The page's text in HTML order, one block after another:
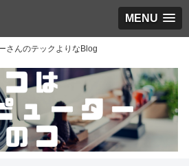
MENU
さんのテックよりなBlog